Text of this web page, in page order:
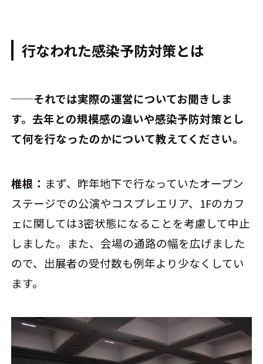
行なわれた感染予防対策とは
──それでは実際の運営についてお聞きしま
す。去年との規模感の違いや感染予防対策とし
て何を行なったのかについて教えてください。
椎根： まず、昨年地下で行なっていたオープン
ステージでの公演やコスプレエリア、1Fのカフ
ェに関しては3密状態になることを考慮して中止
しました。また、会場の通路の幅を広げました
ので、出展者の受付数も例年より少なくしてい
ます。